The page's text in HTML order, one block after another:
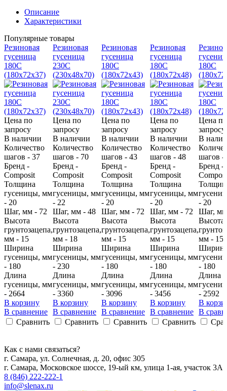
Описание
Характеристики
Популярные товары
Резиновая
гусеница
180С
(180х72х37)
Цена по
запросу
В наличии
Количество
шагов - 37
Бренд -
Composit
Толщина
гусеницы, мм
- 20
Шаг, мм - 72
Высота
грунтозацепа,
мм - 15
Ширина
гусеницы, мм
- 180
Длина
гусеницы, мм
- 2664
В корзину
В сравнение
Сравнить
Резиновая
гусеница
230C
(230х48х70)
Цена по
запросу
В наличии
Количество
шагов - 70
Бренд -
Composit
Толщина
гусеницы, мм
- 22
Шаг, мм - 48
Высота
грунтозацепа,
мм - 18
Ширина
гусеницы, мм
- 230
Длина
гусеницы, мм
- 3360
В корзину
В сравнение
Сравнить
Резиновая
гусеница
180С
(180х72х43)
Цена по
запросу
В наличии
Количество
шагов - 43
Бренд -
Composit
Толщина
гусеницы, мм
- 20
Шаг, мм - 72
Высота
грунтозацепа,
мм - 15
Ширина
гусеницы, мм
- 180
Длина
гусеницы, мм
- 3096
В корзину
В сравнение
Сравнить
Резиновая
гусеница
180С
(180х72х48)
Цена по
запросу
В наличии
Количество
шагов - 48
Бренд -
Composit
Толщина
гусеницы, мм
- 20
Шаг, мм - 72
Высота
грунтозацепа,
мм - 15
Ширина
гусеницы, мм
- 180
Длина
гусеницы, мм
- 3456
В корзину
В сравнение
Сравнить
180С
Цена по
запросу
В
шагов -
Бренд -
- 20
Шаг,
Высота
мм - 15
- 180
Длина
- 2592
В
В
Как с нами связаться?
г. Самара, ул. Солнечная, д. 20, офис 305
г. Самара, Московское шоссе, 19-ый км, улица 1-ая, участок 3А
8 (846) 222-222-1
info@slenax.ru